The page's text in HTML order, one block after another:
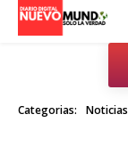
Categorias: Noticias